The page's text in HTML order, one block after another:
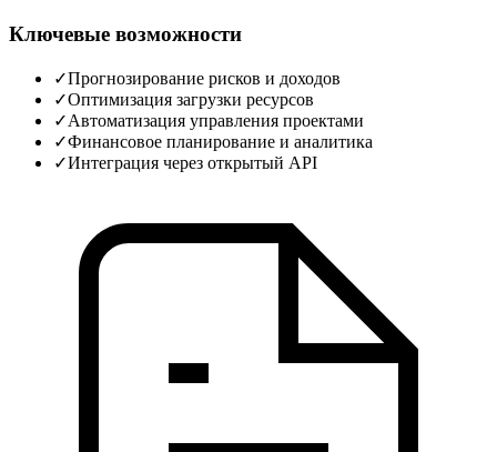
Ключевые возможности
✓Прогнозирование рисков и доходов
✓Оптимизация загрузки ресурсов
✓Автоматизация управления проектами
✓Финансовое планирование и аналитика
✓Интеграция через открытый API